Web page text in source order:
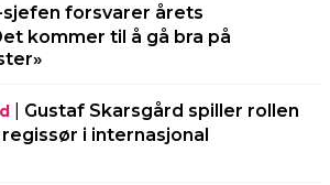
sjefen forsvarer årets
kommer til å gå bra på
Gustaf Skarsgård spiller rollen
i internasjonal